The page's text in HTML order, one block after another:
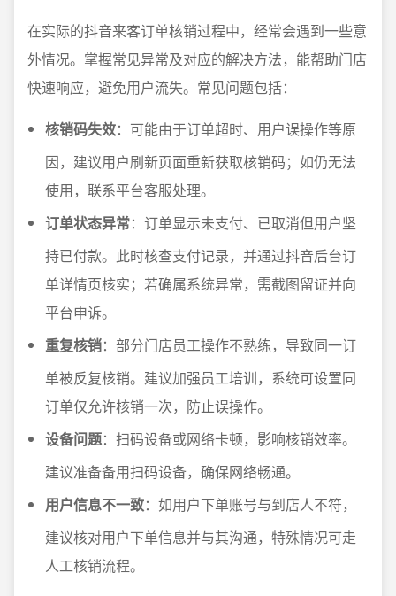
在实际的抖音来客订单核销过程中，经常会遇到一些意
外情况。掌握常见异常及对应的解决方法，能帮助门店
快速响应，避免用户流失。常见问题包括：
核销码失效：可能由于订单超时、用户误操作等原
因，建议用户刷新页面重新获取核销码；如仍无法
使用，联系平台客服处理。
订单状态异常：订单显示未支付、已取消但用户坚
持已付款。此时核查支付记录，并通过抖音后台订
单详情页核实；若确属系统异常，需截图留证并向
平台申诉。
重复核销：部分门店员工操作不熟练，导致同一订
单被反复核销。建议加强员工培训，系统可设置同
订单仅允许核销一次，防止误操作。
设备问题：扫码设备或网络卡顿，影响核销效率。
建议准备备用扫码设备，确保网络畅通。
用户信息不一致：如用户下单账号与到店人不符，
建议核对用户下单信息并与其沟通，特殊情况可走
人工核销流程。